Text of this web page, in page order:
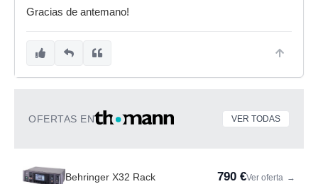
Gracias de antemano!
OFERTAS EN VER TODAS
Behringer X32 Rack 790 €Ver oferta →